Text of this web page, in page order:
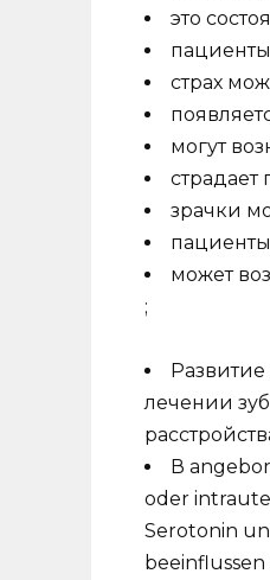
это
страх
могут
страдает
зрачки
может
;
лечении
В
oder
Serotonin